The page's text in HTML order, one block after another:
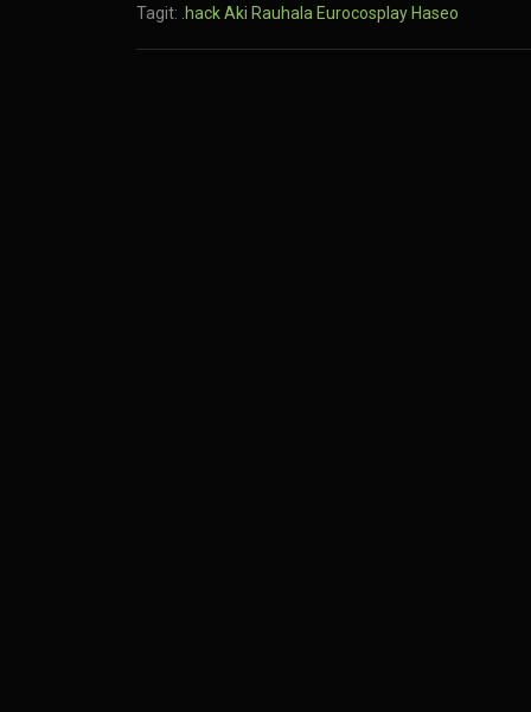
Tagit: .hackAki Rauhala Eurocosplay Haseo